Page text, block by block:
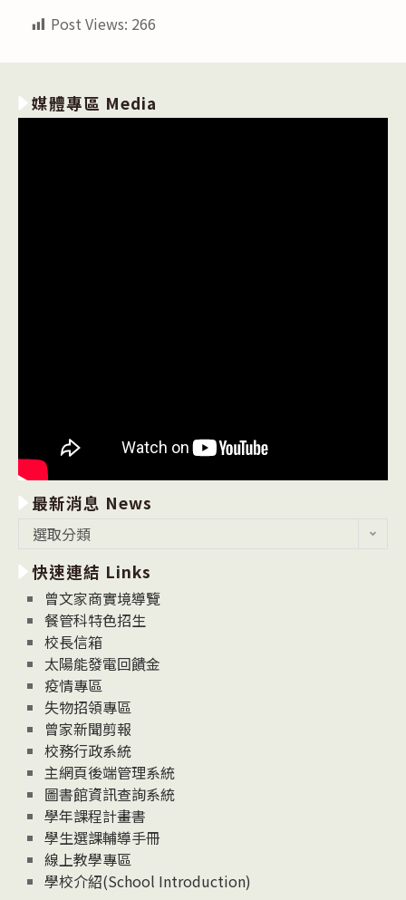
Post Views: 266
媒體專區 Media
最新消息 News
消
息
News
選取分類
快速連結 Links
曾文家商實境導覽
餐管科特色招生
校長信箱
太陽能發電回饋金
疫情專區
失物招領專區
曾家新聞剪報
校務行政系統
主網頁後端管理系統
圖書館資訊查詢系統
學年課程計畫書
學生選課輔導手冊
線上教學專區
學校介紹(School Introduction)